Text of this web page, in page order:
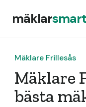
mäklarsmart
Mäklare Frillesås
Mäklare
bästa